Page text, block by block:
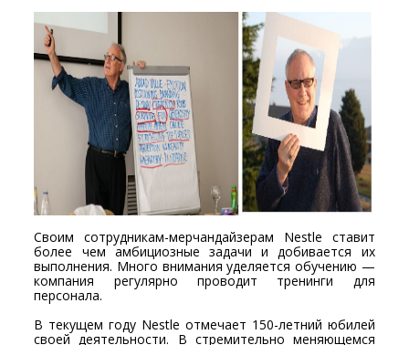
Своим сотрудникам-мерчандайзерам Nestle ставит
более чем амбициозные задачи и добивается их
выполнения. Много внимания уделяется обучению —
компания регулярно проводит тренинги для
персонала.
В текущем году Nestle отмечает 150-летний юбилей
своей деятельности. В стремительно меняющемся